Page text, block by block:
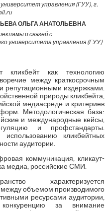
управления (ГУУ), г.
ОЛЬГА АНАТОЛЬЕВНА
и связей с
университета управления (ГУУ)
кликбейт как технологию
между краткосрочным
репутационными издержками.
природы кликбейта,
медиасреде и критериев
Методологическая база:
и международные кейсы,
и профстандарты.
кликбейтных
аудитории.
коммуникация, кликаут-
медиа, российские СМИ.
характеризуется
объемом производимого
ресурсами аудитории,
за внимание